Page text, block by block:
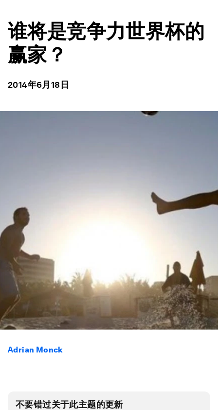
谁将是竞争力世界杯的
赢家？
2014年6月18日
Adrian Monck
不要错过关于此主题的更新